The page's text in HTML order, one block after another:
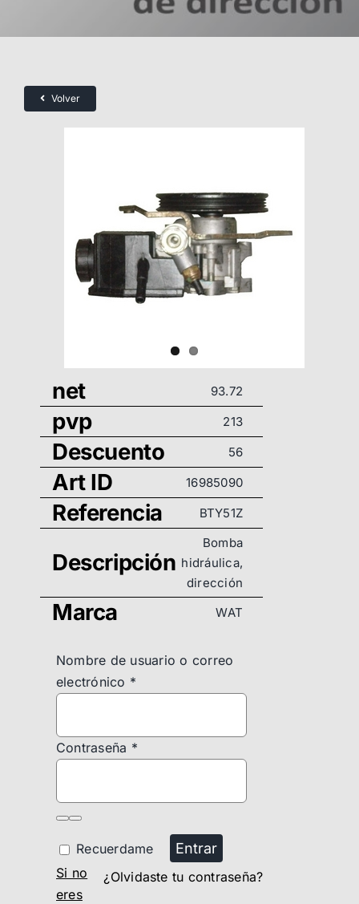
Volver
net 93.72
pvp 213
Descuento 56
Art ID 16985090
Referencia BTY51Z
Descripción
Bomba
hidráulica,
dirección
Marca WAT
Nombre de usuario o correo
electrónico *
Contraseña *
Recuerdame Entrar
¿Olvidaste tu contraseña?
Si no
eres